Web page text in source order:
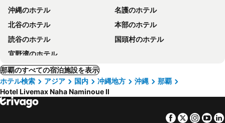
沖縄のホテル
名護のホテル
北谷のホテル
本部のホテル
読谷のホテル
国頭村のホテル
宜野湾のホテル
那覇のすべての宿泊施設を表示
ホテル検索
アジア 国内 冲縄地方 沖縄
那覇
Hotel Livemax Naha Naminoue Ⅱ
Facebook
Twitter